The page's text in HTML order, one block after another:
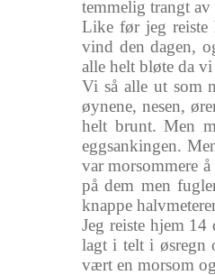
temmelig trangt av
Likefør jeg reiste
vind dendagen,
alle helt bløte da
Vi så alle ut som
øynene, nesen,
helt brunt. Men
eggsankingen.
var morsommere å
på dem men
knappe
Jeg reiste hjem 14
lagt i telti øsregn
vært en morsom